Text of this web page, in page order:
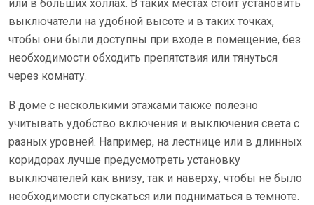
или в больших холлах. В таких местах стоит установить
выключатели на удобной высоте и в таких точках,
чтобы они были доступны при входе в помещение, без
необходимости обходить препятствия или тянуться
через комнату.
В доме с несколькими этажами также полезно
учитывать удобство включения и выключения света с
разных уровней. Например, на лестнице или в длинных
коридорах лучше предусмотреть установку
выключателей как внизу, так и наверху, чтобы не было
необходимости спускаться или подниматься в темноте.